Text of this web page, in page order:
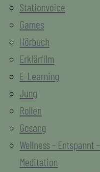
Stationvoice
Games
Hörbuch
Erklärfilm
E-Learning
Jung
Rollen
Gesang
Wellness – Entspannt –
Meditation